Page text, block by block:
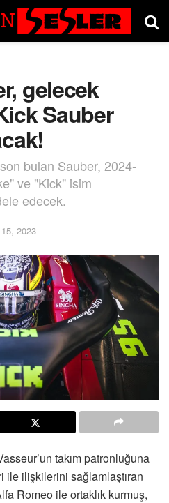
gelecek
Sauber
bulan Sauber, 2024-
ve "Kick" isim
edecek.
2023
takım patronluğuna
ile ilişkilerini sağlamlaştıran
Romeo ile ortaklık kurmuş,